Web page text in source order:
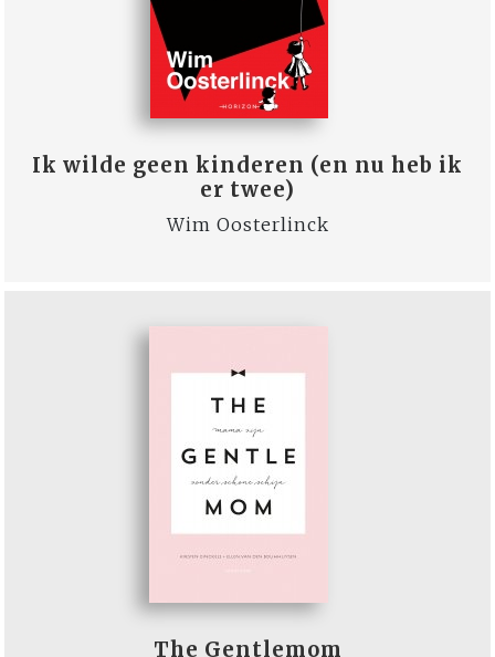
Ik wilde geen kinderen (en nu heb ik
er twee)
Wim Oosterlinck
The Gentlemom